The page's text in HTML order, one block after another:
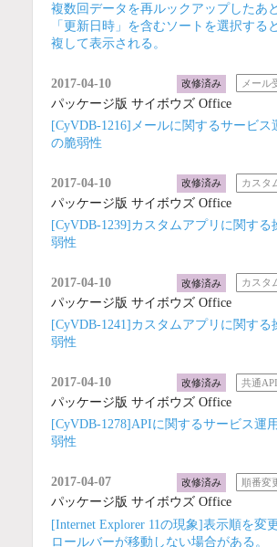
複数回データを再ルックアップしたあ
「更新日時」を含むソートを選択する
複して表示される。
2017-04-10 改修済み メール
パッケージ版 サイボウズ Office
[CyVDB-1216]メールに関するサービス
の脆弱性
2017-04-10 改修済み カスタ
パッケージ版 サイボウズ Office
[CyVDB-1239]カスタムアプリに関する
弱性
2017-04-10 改修済み カスタ
パッケージ版 サイボウズ Office
[CyVDB-1241]カスタムアプリに関する
弱性
2017-04-10 改修済み 共通API
パッケージ版 サイボウズ Office
[CyVDB-1278]APIに関するサービス運
弱性
2017-04-07 改修済み 順番変
パッケージ版 サイボウズ Office
[Internet Explorer 11の現象]表示順を変
ロールバーが移動しない場合がある。